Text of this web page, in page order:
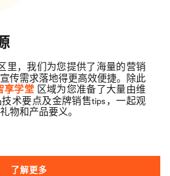
里，我们为您提供了海量的营销
传需求落地得更高效便捷。除此
享学堂 区域为您准备了大量由维
术要点及金牌销售tips ，一起观
物和产品要义。
了解更多